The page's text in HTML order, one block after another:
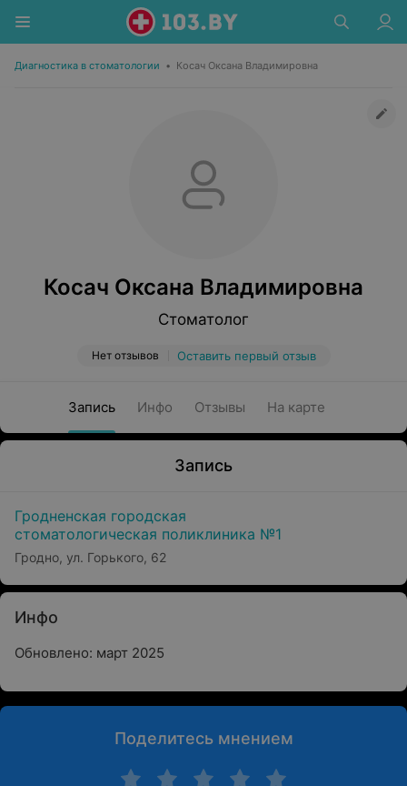
Диагностика в стоматологии • Косач Оксана Владимировна
Косач Оксана Владимировна
Стоматолог
Нет отзывов Оставить первый отзыв
Запись Инфо Отзывы На карте
Запись
Гродненская городская
стоматологическая поликлиника №1
Гродно, ул. Горького, 62
Инфо
Обновлено: март 2025
Поделитесь мнением